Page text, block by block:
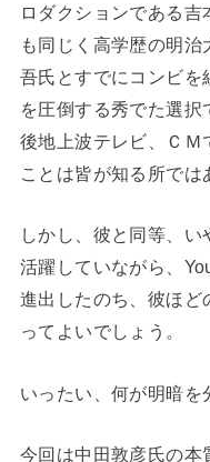
ロダクションである
も同じく高学歴の明
吾氏とすでにコンビを
を圧倒する秀でた選
後地上波テレビ、ＣＭ
ことは皆が知る所では
しかし、彼と同等、
活躍していながら、
進出したのち、彼ほど
ってよいでしょう。
いったい、何が明暗を
今回は中田敦彦氏の本